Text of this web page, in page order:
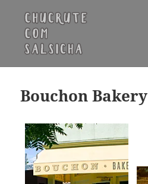
Bouchon Bakery